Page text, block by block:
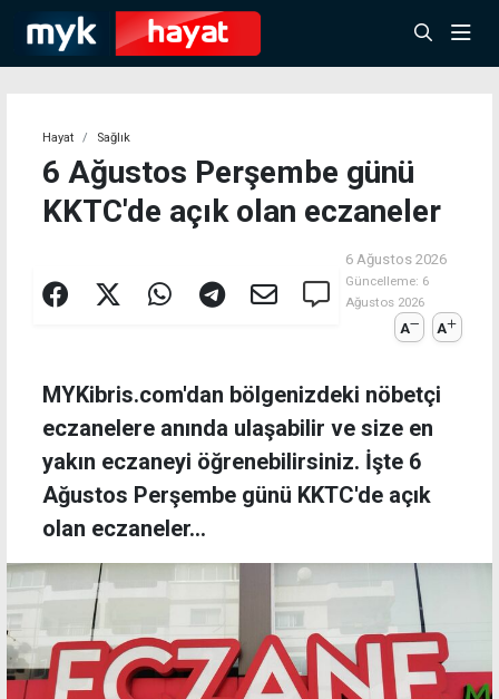
Hayat Sağlık
6 Ağustos Perşembe günü
KKTC'de açık olan eczaneler
6 Ağustos 2026
Güncelleme: 6
Ağustos 2026
A A
MYKibris.com'dan bölgenizdeki nöbetçi
eczanelere anında ulaşabilir ve size en
yakın eczaneyi öğrenebilirsiniz. İşte 6
Ağustos Perşembe günü KKTC'de açık
olan eczaneler...